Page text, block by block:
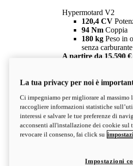
Hypermotard V2
120,4 CV
94 Nm Coppia
180 kg Peso in
senza carburante
A partire da 15.590 €
V2 SP
Hypermotard V2 SP
120,4 CV
94 NmCoppia
177 kgPeso in
senza carburante
Depotenziata 35 kW:
configura scopri di più
La tua privacy per noi è
Ci impegniamo per migliorare al
raccogliere informazioni statistiche
interessi e salvare le tue preferenze di
acconsenti all'installazione dei cookie
revocare il consenso, fai click su
Impostazioni